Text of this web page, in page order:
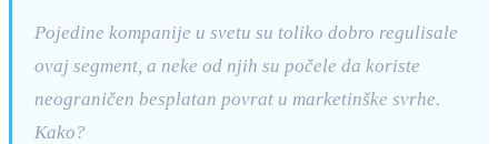
Pojedine kompanije u svetu su toliko dobro regulisale
ovaj segment, a neke od njih su počele da koriste
neograničen besplatan povrat u marketinške svrhe.
Kako?